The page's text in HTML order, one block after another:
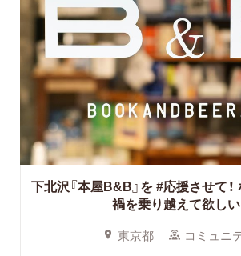
下北沢『本屋B&B』を #応援させて！
禍を乗り越えて欲しい
東京都 コミュニ